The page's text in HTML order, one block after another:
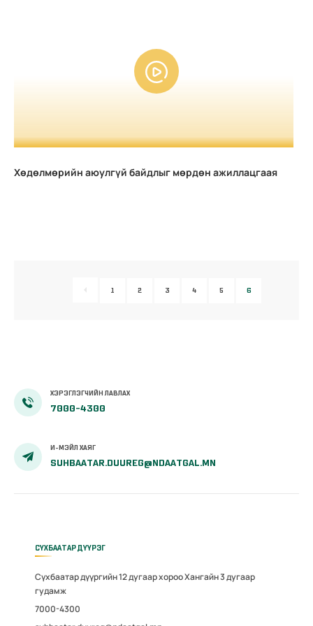
Хөдөлмөрийн аюулгүй байдлыг мөрдөн ажиллацгаая
1 2 3 4 5 6
ХЭРЭГЛЭГЧИЙН ЛАВЛАХ
7000-4300
И-МЭЙЛ ХАЯГ
SUHBAATAR.DUUREG@NDAATGAL.MN
СҮХБААТАР ДҮҮРЭГ
Сүхбаатар дүүргийн 12 дугаар хороо Хангайн 3 дугаар
гудамж
7000-4300